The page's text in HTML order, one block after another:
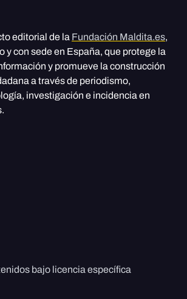
editorial de la Fundación Maldita.es,
y con sede en España, que protege la
y promueve la construcción
a través de periodismo,
investigación e incidencia en
bajo licencia específica